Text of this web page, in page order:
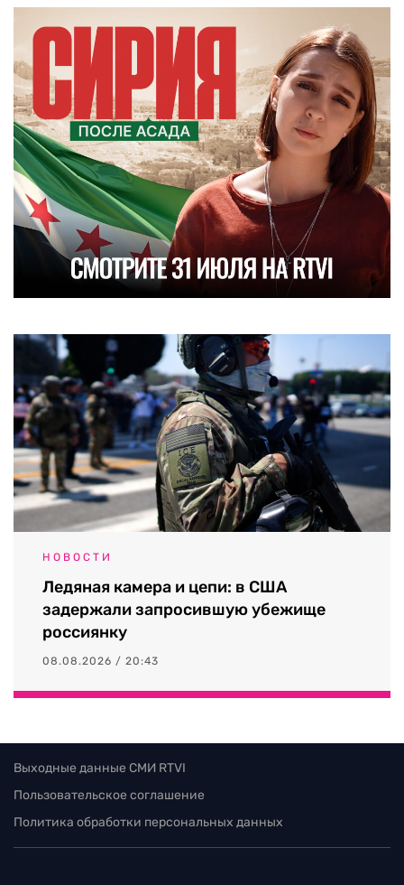
НОВОСТИ
Ледяная камера и цепи: в США
задержали запросившую убежище
россиянку
08.08.2026 / 20:43
Выходные данные СМИ RTVI
Пользовательское соглашение
Политика обработки персональных данных